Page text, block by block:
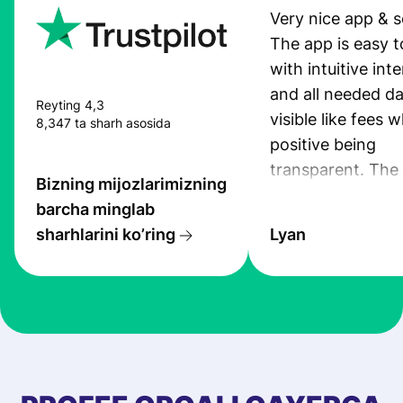
Reyting 4,3
8,347 ta sharh asosida
Bizning mijozlarimizning
barcha minglab
sharhlarini ko’ring
Very nice app &
The app is easy
with intuitive
and all needed
visible like fees
positive being
transparent. The
the exchange
at Profee is very
first started
Lyan